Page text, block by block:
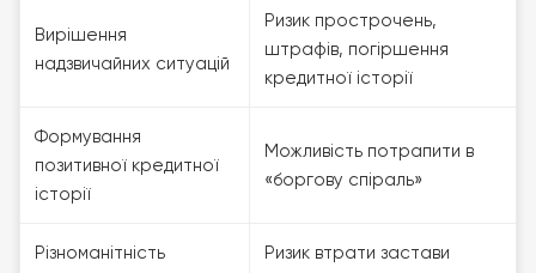
Вирішення
надзвичайних ситуацій
Ризик прострочень,
штрафів, погіршення
кредитної історії
Формування
позитивної кредитної
історії
Можливість потрапити в
«боргову спіраль»
Різноманітність
Ризик втрати застави